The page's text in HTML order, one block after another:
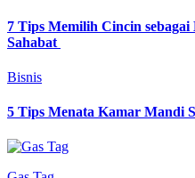
7 Tips Memilih Cincin
Sahabat
Bisnis
5 Tips Menata Kamar Mandi